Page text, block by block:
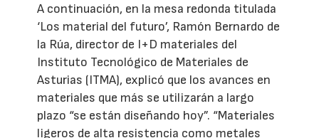
A continuación, en la mesa redonda titulada
‘Los material del futuro’, Ramón Bernardo de
la Rúa, director de I+D materiales del
Instituto Tecnológico de Materiales de
Asturias (ITMA), explicó que los avances en
materiales que más se utilizarán a largo
plazo “se están diseñando hoy”. “Materiales
ligeros de alta resistencia como metales